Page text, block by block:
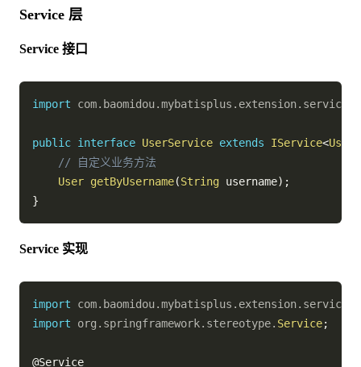
Service 层
Service 接口
import com. baomidou.mybatisplus . extension. service
public interface UserService extends IService<User
// 自定义业务方法
User getByUsername(String username) ;
}
Service 实现
import com. baomidou.mybatisplus . extension. service
import
org . springframework. stereotype. Service;
@Service